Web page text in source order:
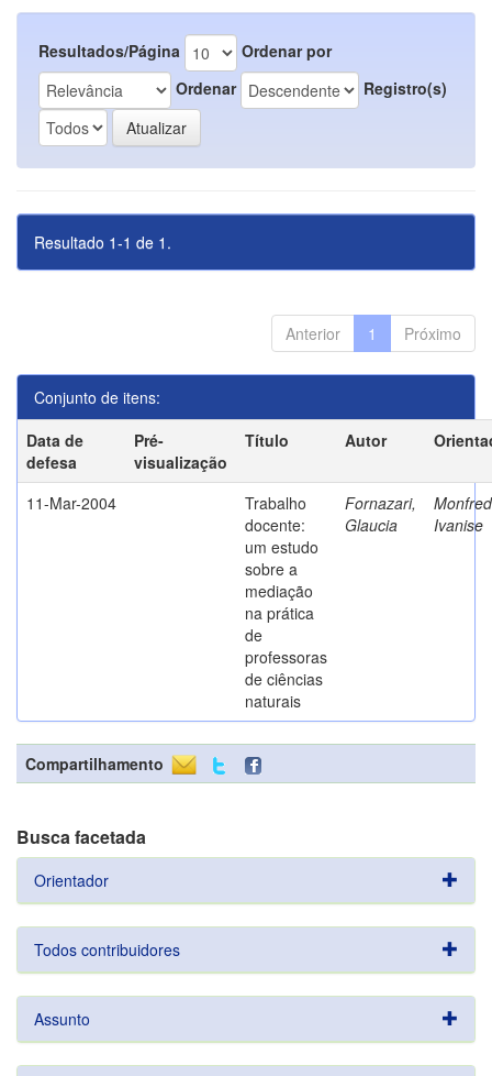
Resultados/Página
Ordenar por
Ordenar
Registro(s)
Resultado 1-1 de 1.
Anterior 1 Próximo
Conjunto de itens:
Data de
defesa
Pré-
visualização
Título Autor
11-Mar-2004
Trabalho
docente:
um estudo
sobre a
mediação
na prática
de
professoras
de ciências
naturais
Fornazari,
Glaucia
Ivanise
Compartilhamento
Busca facetada
Orientador
Todos contribuidores
Assunto